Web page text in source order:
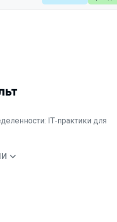
IT‑практики для